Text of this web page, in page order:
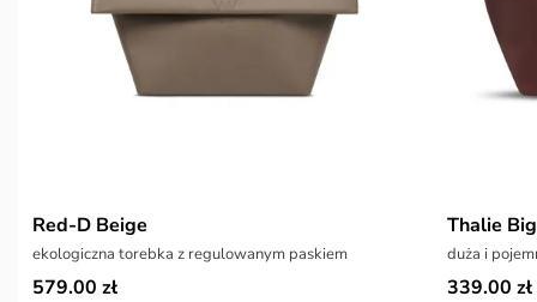
Red-D Beige
ekologiczna torebka z regulowanym paskiem
579.00 zł
Thalie
duża i
339.00 zł